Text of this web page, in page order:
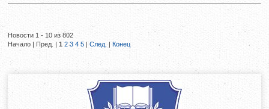
Новости 1 - 10 из 802
Начало | Пред. |1 2 3 4 5 |След. |Конец